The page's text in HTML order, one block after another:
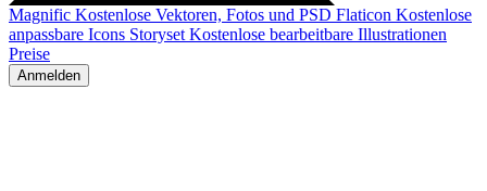
Magnific Kostenlose Vektoren, Fotos und PSD Flaticon Kostenlose
anpassbare Icons Storyset Kostenlose bearbeitbare Illustrationen
Preise
Anmelden